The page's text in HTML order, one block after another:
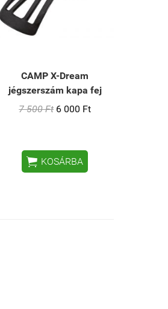
CAMP X-Dream
jégszerszám kapa fej
7 500 Ft 6 000 Ft
 KOSÁRBA